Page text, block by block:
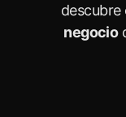
negocio